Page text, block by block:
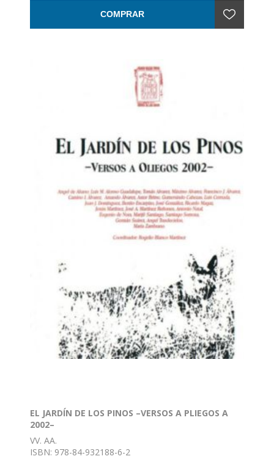
COMPRAR
EL JARDÍN DE LOS PINOS –VERSOS A PLIEGOS A
2002–
VV. AA.
ISBN: 978-84-932188-6-2